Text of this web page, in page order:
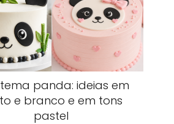
panda: ideias em
e branco e em tons
pastel